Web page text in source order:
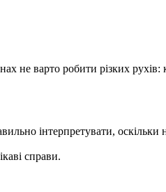
не варто робити різких
інтерпретувати, оскільки
справи.